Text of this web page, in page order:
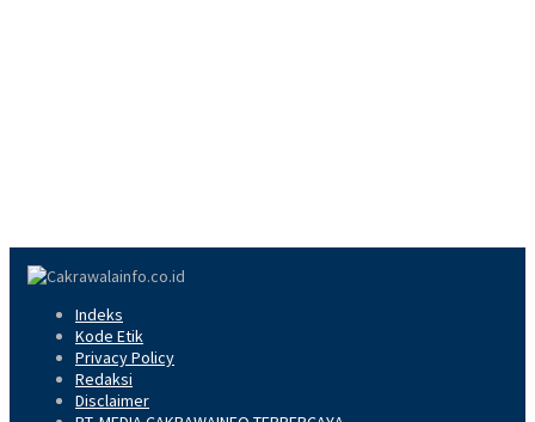
Indeks
Kode Etik
Privacy Policy
Redaksi
Disclaimer